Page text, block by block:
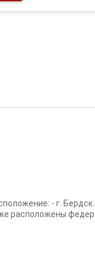
- г.
расположены